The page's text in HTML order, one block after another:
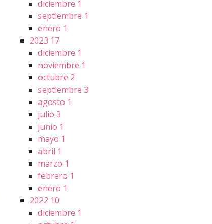
diciembre 1
septiembre 1
enero 1
2023 17
diciembre 1
noviembre 1
octubre 2
septiembre 3
agosto 1
julio 3
junio 1
mayo 1
abril 1
marzo 1
febrero 1
enero 1
2022 10
diciembre 1